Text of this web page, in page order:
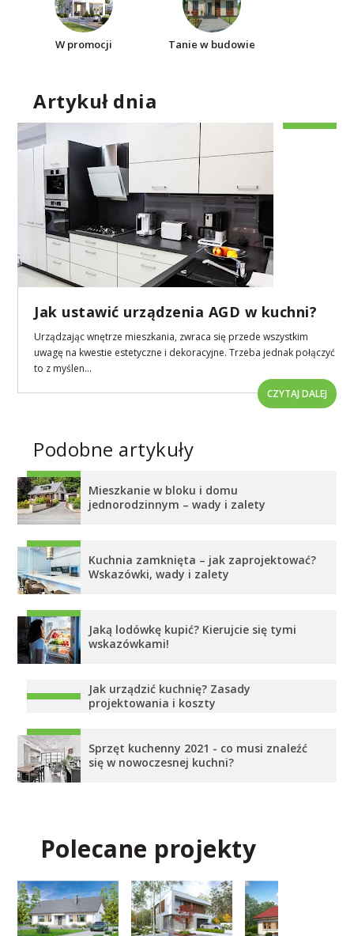
W promocji Tanie w budowie
Artykuł dnia
Jak ustawić urządzenia AGD w kuchni?
Urządzając wnętrze mieszkania, zwraca się przede wszystkim
uwagę na kwestie estetyczne i dekoracyjne. Trzeba jednak połączyć
to z myślen...
CZYTAJ DALEJ
Podobne artykuły
Mieszkanie w bloku i domu
jednorodzinnym – wady i zalety
Kuchnia zamknięta – jak zaprojektować?
Wskazówki, wady i zalety
Jaką lodówkę kupić? Kierujcie się tymi
wskazówkami!
Jak urządzić kuchnię? Zasady
projektowania i koszty
Sprzęt kuchenny 2021 - co musi znaleźć
się w nowoczesnej kuchni?
Polecane projekty